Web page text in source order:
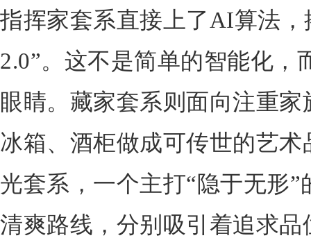
指挥家套系直接上了AI算法
2.0”。这不是简单的智能化，
眼睛。藏家套系则面向注重
冰箱、酒柜做成可传世的艺
光套系，一个主打“隐于无形
清爽路线，分别吸引着追求